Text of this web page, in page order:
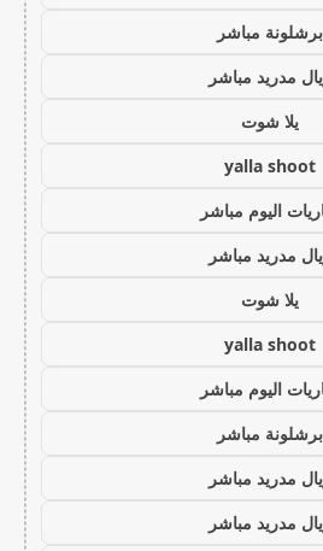
برشلونة مباشر
مدريد مباشر
يلا شوت
yalla shoot
اليوم مباشر
مدريد مباشر
يلا شوت
yalla shoot
اليوم مباشر
برشلونة مباشر
مدريد مباشر
مدريد مباشر